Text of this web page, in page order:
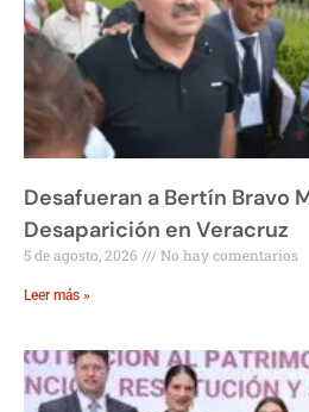
Desafueran a Bertín Bravo
Desaparición en Veracruz
5 de agosto, 2026 No hay comentarios
Leer más »